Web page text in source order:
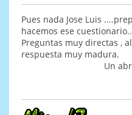
Pues nada Jose Luis
hacemos ese
Preguntas muy directas ,
respuesta muy madura.
Un